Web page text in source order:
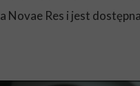
Novae Res i jest